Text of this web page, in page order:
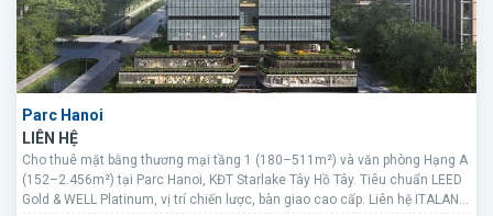
Parc Hanoi
LIÊN HỆ
Cho thuê mặt bằng thương mại tầng 1 (180–511m²) và văn phòng Hạng A
(152–2.456m²) tại Parc Hanoi, KĐT Starlake Tây Hồ Tây. Tiêu chuẩn LEED
Gold & WELL Platinum, vị trí chiến lược, bàn giao cao cấp. Liên hệ ITALAND